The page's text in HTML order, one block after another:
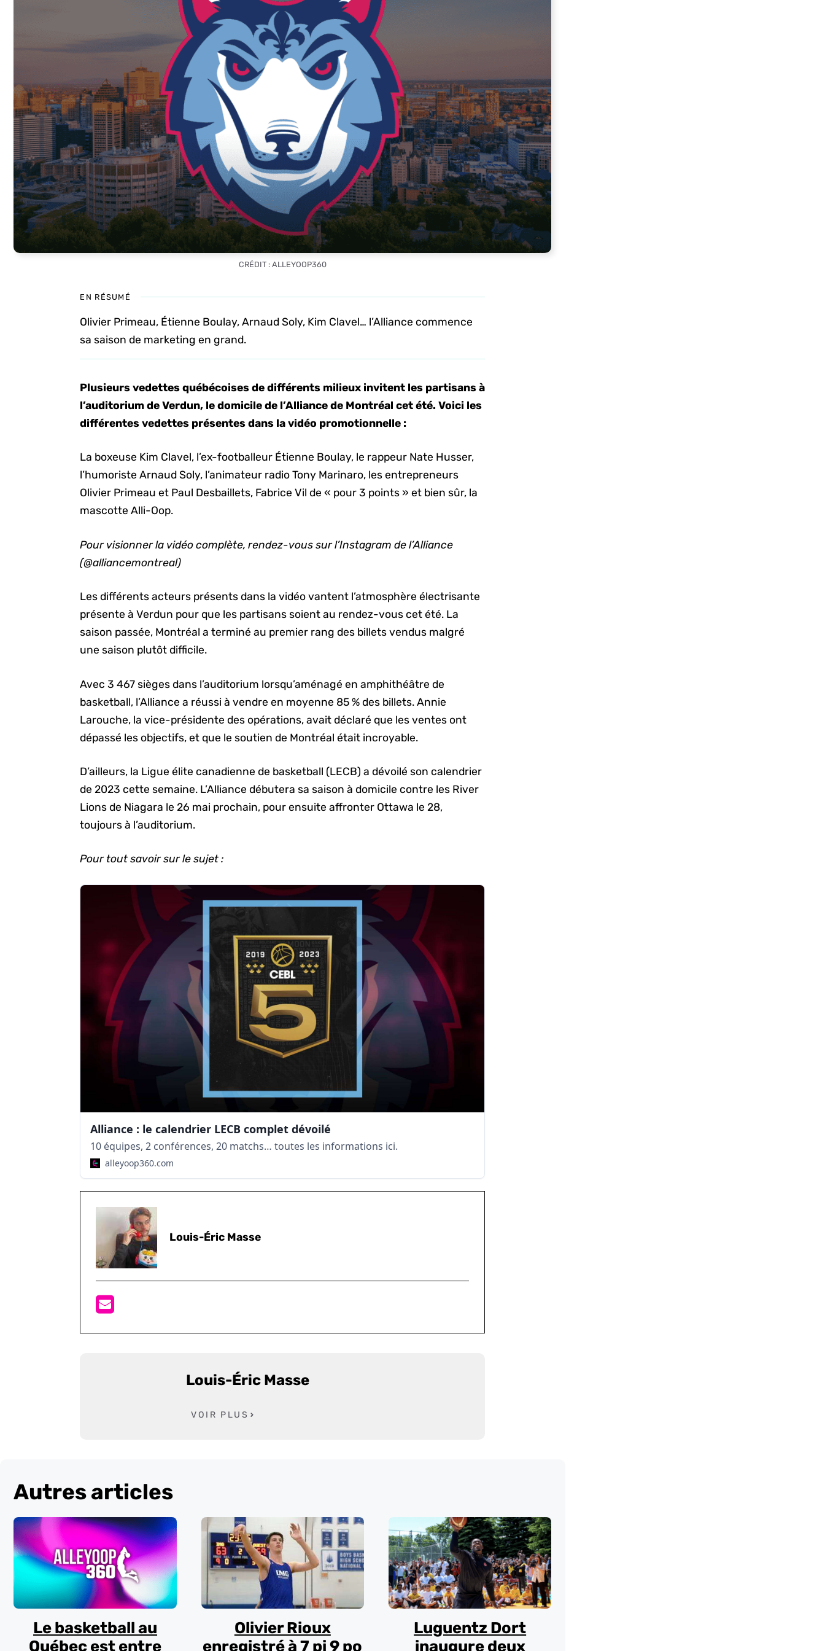
CRÉDIT : ALLEYOOP360
EN RÉSUMÉ
Olivier Primeau, Étienne Boulay, Arnaud Soly, Kim Clavel… l’Alliance commence
sa saison de marketing en grand.
Plusieurs vedettes québécoises de différents milieux invitent les partisans à
l’auditorium de Verdun, le domicile de l’Alliance de Montréal cet été. Voici les
différentes vedettes présentes dans la vidéo promotionnelle :
La boxeuse Kim Clavel, l’ex-footballeur Étienne Boulay, le rappeur Nate Husser,
l’humoriste Arnaud Soly, l’animateur radio Tony Marinaro, les entrepreneurs
Olivier Primeau et Paul Desbaillets, Fabrice Vil de « pour 3 points » et bien sûr, la
mascotte Alli-Oop.
Pour visionner la vidéo complète, rendez-vous sur l’Instagram de l’Alliance
(@alliancemontreal)
Les différents acteurs présents dans la vidéo vantent l’atmosphère électrisante
présente à Verdun pour que les partisans soient au rendez-vous cet été. La
saison passée, Montréal a terminé au premier rang des billets vendus malgré
une saison plutôt difficile.
Avec 3 467 sièges dans l’auditorium lorsqu’aménagé en amphithéâtre de
basketball, l’Alliance a réussi à vendre en moyenne 85 % des billets. Annie
Larouche, la vice-présidente des opérations, avait déclaré que les ventes ont
dépassé les objectifs, et que le soutien de Montréal était incroyable.
D’ailleurs, la Ligue élite canadienne de basketball (LECB) a dévoilé son calendrier
de 2023 cette semaine. L’Alliance débutera sa saison à domicile contre les River
Lions de Niagara le 26 mai prochain, pour ensuite affronter Ottawa le 28,
toujours à l’auditorium.
Pour tout savoir sur le sujet :
Alliance : le calendrier LECB complet dévoilé
10 équipes, 2 conférences, 20 matchs… toutes les informations ici.
alleyoop360.com
Louis-Éric Masse
Louis-Éric Masse
VOIR PLUS
Autres articles
Le basketball au
Québec est entre
Olivier Rioux
enregistré à 7 pi 9 po
Luguentz Dort
inaugure deux